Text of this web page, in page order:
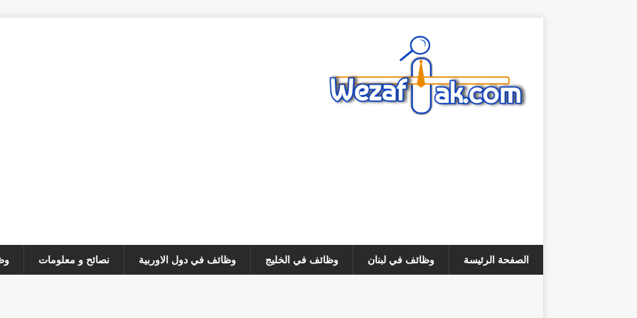
الصفحة الرئيسة وظائف في لبنان وظائف في الخليج وظائف في دول الاوربية نصائح و معلومات